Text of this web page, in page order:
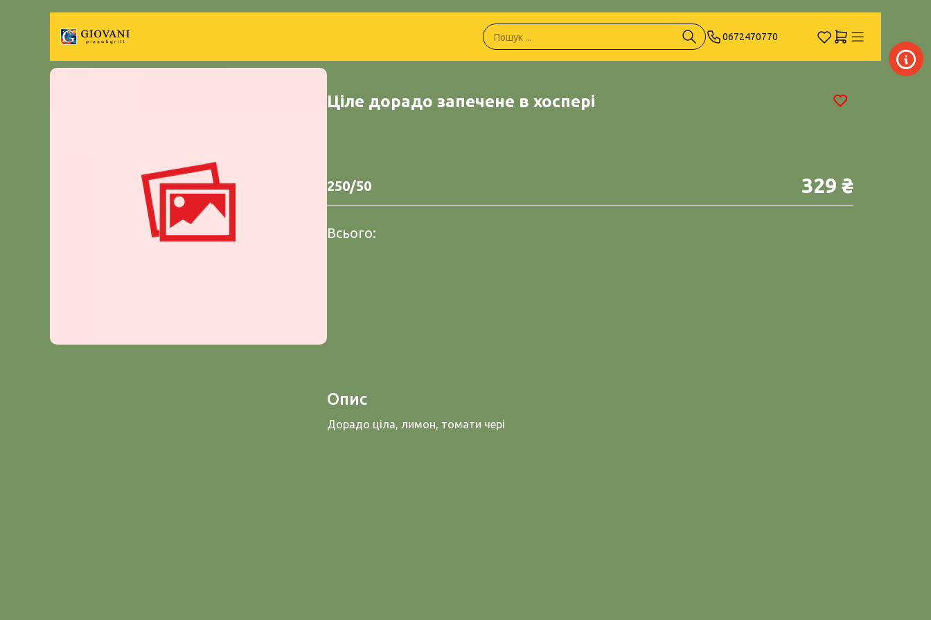
0672470770
Ціле дорадо запечене в хоспері
250/50 329 ₴
Всього:
Опис
Дорадо ціла, лимон, томати чері